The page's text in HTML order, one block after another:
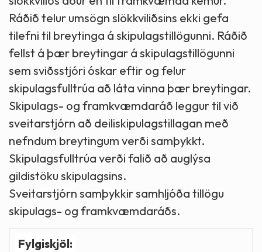
Ráðið telur umsögn slökkviliðsins ekki gefa
tilefni til breytinga á skipulagstillögunni. Ráðið
fellst á þær breytingar á skipulagstillögunni
sem sviðsstjóri óskar eftir og felur
skipulagsfulltrúa að láta vinna þær breytingar.
Skipulags- og framkvæmdaráð leggur til við
sveitarstjórn að deiliskipulagstillagan með
nefndum breytingum verði samþykkt.
Skipulagsfulltrúa verði falið að auglýsa
gildistöku skipulagsins.
Sveitarstjórn samþykkir samhljóða tillögu
skipulags- og framkvæmdaráðs.
Fylgiskjöl: